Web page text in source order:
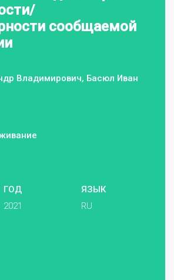
сообщаемой
Владимирович, Басюл Иван
ГОД
2021
ЯЗЫК
RU